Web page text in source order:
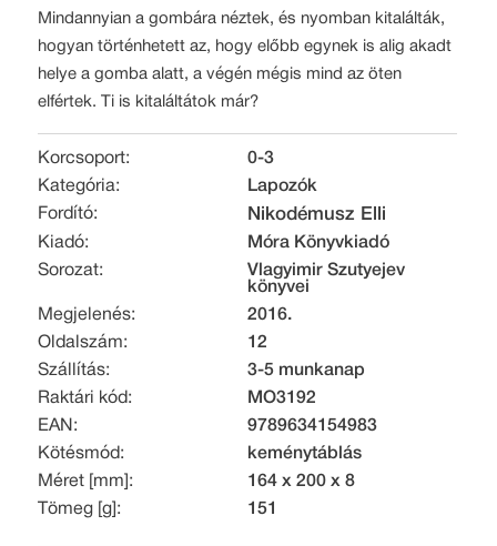
Mindannyian a gombára néztek, és nyomban kitalálták,
hogyan történhetett az, hogy előbb egynek is alig akadt
helye a gomba alatt, a végén mégis mind az öten
elfértek. Ti is kitaláltátok már?
Korcsoport:
0-3
Kategória:
Lapozók
Fordító:
Nikodémusz Elli
Kiadó:
Móra Könyvkiadó
Sorozat:
Vlagyimir Szutyejev
könyvei
Megjelenés:
2016.
Oldalszám:
12
Szállítás:
3-5 munkanap
Raktári kód:
MO3192
EAN:
9789634154983
Kötésmód:
keménytáblás
Méret [mm]:
164 x 200 x 8
Tömeg [g]:
151